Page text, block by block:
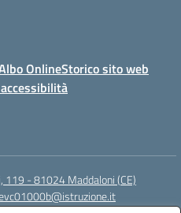
OnlineStorico sito web
119 - 81024 Maddaloni (CE)